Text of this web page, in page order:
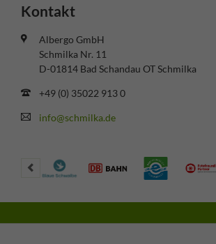
Kontakt
Albergo GmbH
Schmilka Nr. 11
D-01814 Bad Schandau OT Schmilka
+49 (0) 35022 913 0
info@schmilka.de